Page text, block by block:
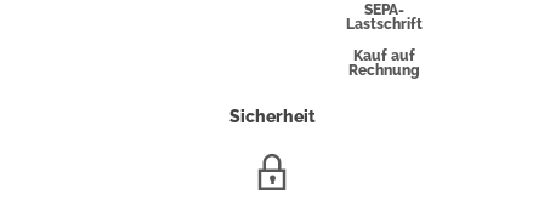
SEPA-
Lastschrift
Kauf auf
Rechnung
Sicherheit